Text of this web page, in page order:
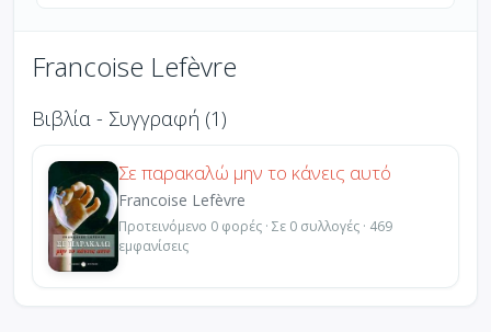
Francoise Lefèvre
Βιβλία - Συγγραφή (1)
Σε παρακαλώ μην το κάνεις αυτό
Francoise Lefèvre
Προτεινόμενο 0 φορές · Σε 0 συλλογές · 469
εμφανίσεις